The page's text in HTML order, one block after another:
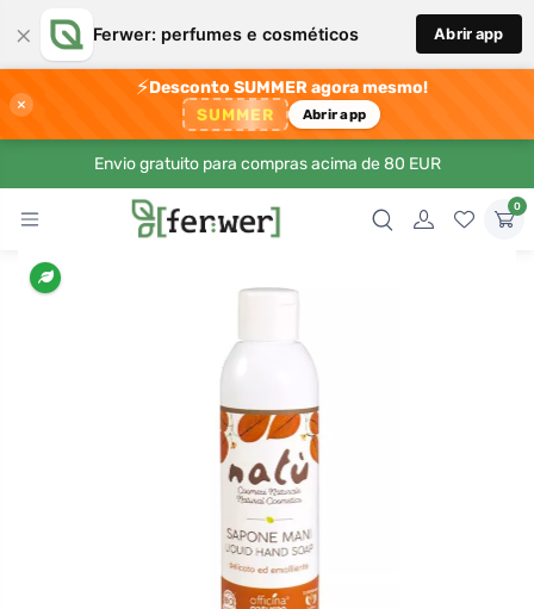
× Ferwer: perfumes e cosméticos Abrir app
×
⚡Desconto SUMMER agora mesmo!
SUMMER Abrir app
Envio gratuito para compras acima de 80 EUR
0